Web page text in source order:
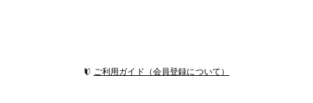
ご利用ガイド（会員登録について）